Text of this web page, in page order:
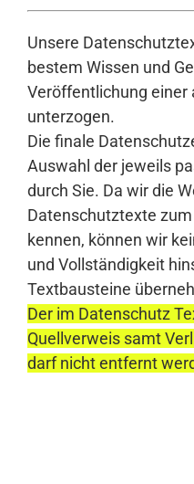
Unsere
bestem Wissen und
Veröffentlichung einer
unterzogen.
Die finale
Auswahl der jeweils
durch Sie. Da wir die
Datenschutztexte
kennen, können wir
und Vollständigkeit
Textbausteine
Der im Datenschutz
Quellverweis samt
darf nicht entfernt